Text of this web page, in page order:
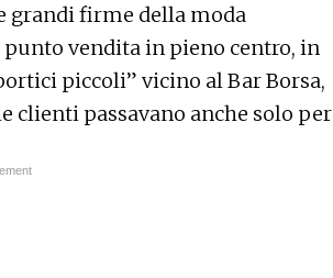
grandi firme della moda
vendita in pieno centro, in
piccoli” vicino al Bar Borsa,
clienti passavano anche solo per